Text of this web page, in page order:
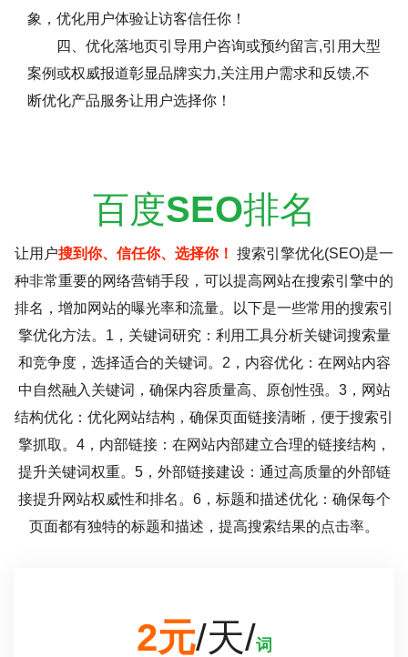
象，优化用户体验让访客信任你！
四、优化落地页引导用户咨询或预约留言,引用大型
案例或权威报道彰显品牌实力,关注用户需求和反馈,不
断优化产品服务让用户选择你！
百度SEO排名
让用户搜到你、信任你、选择你！ 搜索引擎优化(SEO)是一
种非常重要的网络营销手段，可以提高网站在搜索引擎中的
排名，增加网站的曝光率和流量。以下是一些常用的搜索引
擎优化方法。1，关键词研究：利用工具分析关键词搜索量
和竞争度，选择适合的关键词。2，内容优化：在网站内容
中自然融入关键词，确保内容质量高、原创性强。3，网站
结构优化：优化网站结构，确保页面链接清晰，便于搜索引
擎抓取。4，内部链接：在网站内部建立合理的链接结构，
提升关键词权重。5，外部链接建设：通过高质量的外部链
接提升网站权威性和排名。6，标题和描述优化：确保每个
页面都有独特的标题和描述，提高搜索结果的点击率。
2元/天/词